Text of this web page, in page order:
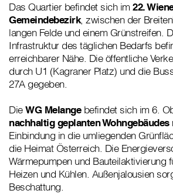
Das Quartier befindet sich im 22.
Gemeindebezirk, zwischen der
langen Felde und einem Grünstreifen.
Infrastruktur des täglichen Bedarfs
erreichbarer Nähe. Die öffentliche
durch U1 (Kagraner Platz) und die
27A gegeben.
DieWG Melangebefindet sich im 6.
nachhaltig geplanten Wohngebäudes
Einbindung in die umliegenden
die Heimat Österreich. Die
Wärmepumpen und Bauteilaktivierung
Heizen und Kühlen. Außenjalousien
Beschattung.